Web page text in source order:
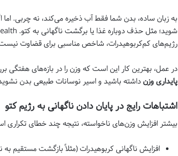
به زبان ساده، بدن شما فقط آب ذخیره می‌کند، نه چربی.
رژیم‌های کم‌کربوهیدرات، شاخص مناسبی برای قضاوت
در عمل، بهترین کار این است که وزن را در بازه‌های هفتگی
پایداری وزنداشته باشید و اسیر نوسانات طبیعی بدن
اشتباهات رایج در پایان دادن ناگهانی به رژیم کتو
بیشتر افزایش وزن‌های ناخواسته، نتیجه چند خطای تکراری
افزایش ناگهانی کربوهیدرات (مثلاً بازگشت مستقیم